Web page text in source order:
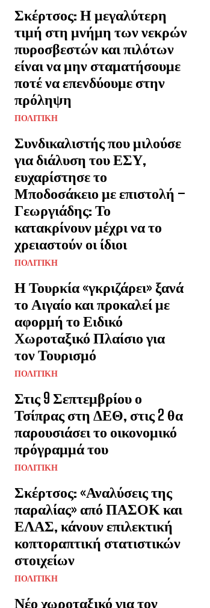
Σκέρτσος: Η μεγαλύτερη
τιμή στη μνήμη των νεκρών
πυροσβεστών και πιλότων
είναι να μην σταματήσουμε
ποτέ να επενδύουμε στην
πρόληψη
ΠΟΛΙΤΙΚΗ
Συνδικαλιστής που μιλούσε
για διάλυση του ΕΣΥ,
ευχαρίστησε το
Μποδοσάκειο με επιστολή –
Γεωργιάδης: Το
κατακρίνουν μέχρι να το
χρειαστούν οι ίδιοι
ΠΟΛΙΤΙΚΗ
Η Τουρκία «γκριζάρει» ξανά
το Αιγαίο και προκαλεί με
αφορμή το Ειδικό
Χωροταξικό Πλαίσιο για
τον Τουρισμό
ΠΟΛΙΤΙΚΗ
Στις 9 Σεπτεμβρίου ο
Τσίπρας στη ΔΕΘ, στις 2 θα
παρουσιάσει το οικονομικό
πρόγραμμά του
ΠΟΛΙΤΙΚΗ
Σκέρτσος: «Αναλύσεις της
παραλίας» από ΠΑΣΟΚ και
ΕΛΑΣ, κάνουν επιλεκτική
κοπτοραπτική στατιστικών
στοιχείων
ΠΟΛΙΤΙΚΗ
Νέο χωροταξικό για τον